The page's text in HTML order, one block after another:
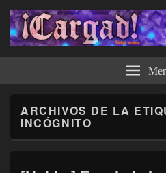
¡Cargad!
ARCHIVOS DE LA
INCÓGNITO